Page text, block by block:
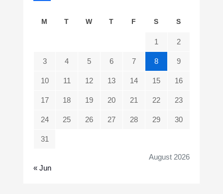
August 2026
M T W T F S S
1 2
3 4 5 6 7 8 9
10 11 12 13 14 15 16
17 18 19 20 21 22 23
24 25 26 27 28 29 30
31
« Jun